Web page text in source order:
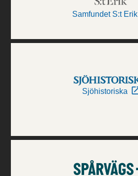
Samfundet S:t Erik
Sjöhistoriska